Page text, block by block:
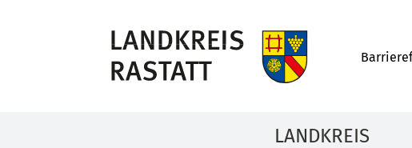
LANDKREIS